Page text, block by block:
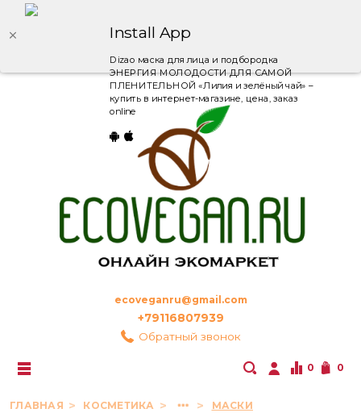
Install App
Dizao маска для лица и подбородка
ЭНЕРГИЯ МОЛОДОСТИ ДЛЯ САМОЙ
ПЛЕНИТЕЛЬНОЙ «Лилия и зелёный чай» –
купить в интернет-магазине, цена, заказ
online
ecoveganru@gmail.com
+79116807939
Обратный звонок
0 0
ГЛАВНАЯ КОСМЕТИКА МАСКИ